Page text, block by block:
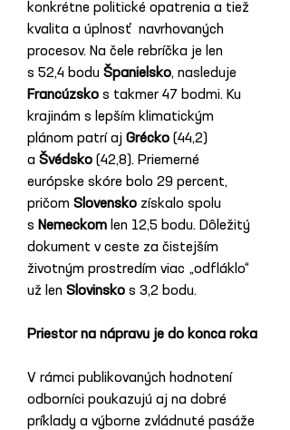
konkrétne politické opatrenia a tiež
kvalita a úplnosť  navrhovaných
procesov. Na čele rebríčka je len
s 52,4 bodu Španielsko, nasleduje
Francúzsko s takmer 47 bodmi. Ku
krajinám s lepším klimatickým
plánom patrí aj Grécko (44,2)
a Švédsko (42,8). Priemerné
európske skóre bolo 29 percent,
pričom Slovensko získalo spolu
s Nemeckom len 12,5 bodu. Dôležitý
dokument v ceste za čistejším
životným prostredím viac „odfláklo“
už len Slovinsko s 3,2 bodu.
Priestor na nápravu je do konca roka
V rámci publikovaných hodnotení
odborníci poukazujú aj na dobré
príklady a výborne zvládnuté pasáže